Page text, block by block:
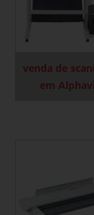
venda de
em